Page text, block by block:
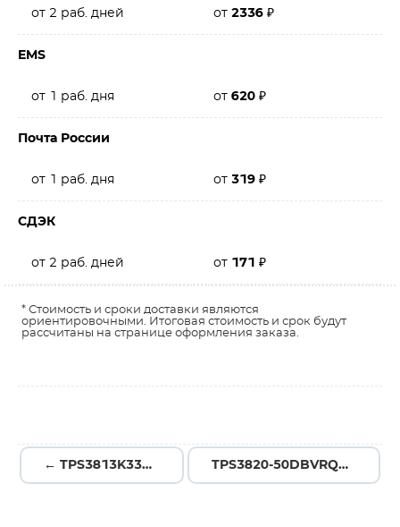
от 2 раб. дней от 2336 ₽
EMS
от 1 раб. дня от 620 ₽
Почта России
от 1 раб. дня от 319 ₽
СДЭК
от 2 раб. дней от 171 ₽
* Стоимость и сроки доставки являются
ориентировочными. Итоговая стоимость и срок будут
рассчитаны на странице оформления заказа.
← TPS3813K33DBVT TPS3820-50DBVRQ1G4 →